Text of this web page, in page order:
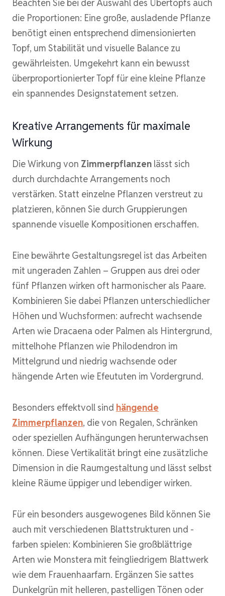
Beachten Sie bei der Auswahl des Übertopfs auch
die Proportionen: Eine große, ausladende Pflanze
benötigt einen entsprechend dimensionierten
Topf, um Stabilität und visuelle Balance zu
gewährleisten. Umgekehrt kann ein bewusst
überproportionierter Topf für eine kleine Pflanze
ein spannendes Designstatement setzen.
Kreative Arrangements für maximale
Wirkung
Die Wirkung von Zimmerpflanzen lässt sich
durch durchdachte Arrangements noch
verstärken. Statt einzelne Pflanzen verstreut zu
platzieren, können Sie durch Gruppierungen
spannende visuelle Kompositionen erschaffen.
Eine bewährte Gestaltungsregel ist das Arbeiten
mit ungeraden Zahlen – Gruppen aus drei oder
fünf Pflanzen wirken oft harmonischer als Paare.
Kombinieren Sie dabei Pflanzen unterschiedlicher
Höhen und Wuchsformen: aufrecht wachsende
Arten wie Dracaena oder Palmen als Hintergrund,
mittelhohe Pflanzen wie Philodendron im
Mittelgrund und niedrig wachsende oder
hängende Arten wie Efeututen im Vordergrund.
Besonders effektvoll sind hängende
Zimmerpflanzen, die von Regalen, Schränken
oder speziellen Aufhängungen herunterwachsen
können. Diese Vertikalität bringt eine zusätzliche
Dimension in die Raumgestaltung und lässt selbst
kleine Räume üppiger und lebendiger wirken.
Für ein besonders ausgewogenes Bild können Sie
auch mit verschiedenen Blattstrukturen und -
farben spielen: Kombinieren Sie großblättrige
Arten wie Monstera mit feingliedrigem Blattwerk
wie dem Frauenhaarfarn. Ergänzen Sie sattes
Dunkelgrün mit helleren, pastelligen Tönen oder